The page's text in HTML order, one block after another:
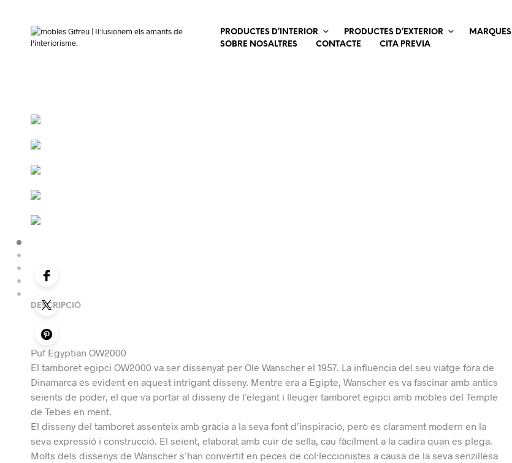
PRODUCTES D’INTERIOR PRODUCTES D’EXTERIOR MARQUES
SOBRE NOSALTRES
CONTACTE CITA PREVIA
DESCRIPCIÓ
Puf Egyptian OW2000
El tamboret egipci OW2000 va ser dissenyat per Ole Wanscher el 1957. La influència del seu viatge fora de
Dinamarca és evident en aquest intrigant disseny. Mentre era a Egipte, Wanscher es va fascinar amb antics
seients de poder, el que va portar al disseny de l’elegant i lleuger tamboret egipci amb mobles del Temple
de Tebes en ment.
El disseny del tamboret assenteix amb gràcia a la seva font d’inspiració, però és clarament modern en la
seva expressió i construcció. El seient, elaborat amb cuir de sella, cau fàcilment a la cadira quan es plega.
Molts dels dissenys de Wanscher s’han convertit en peces de col·leccionistes a causa de la seva senzillesa